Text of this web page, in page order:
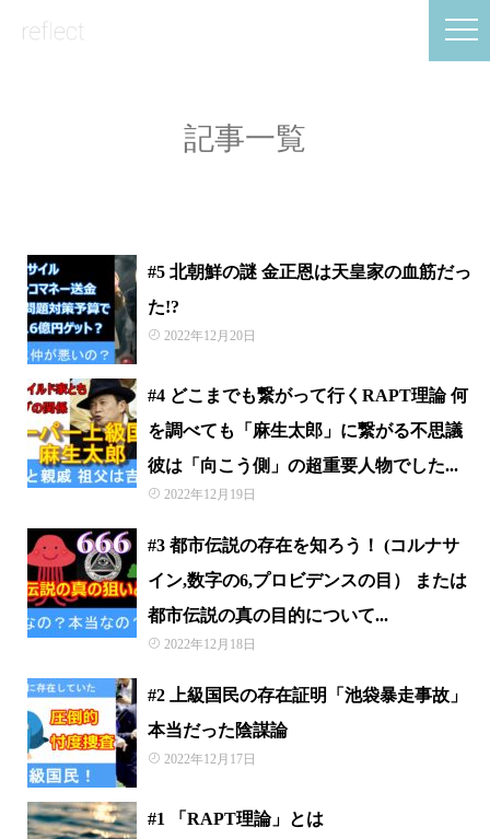
記事一覧
#5 北朝鮮の謎 金正恩は天皇家の血筋だっ
た!?
2022年12月20日
#4 どこまでも繋がって行くRAPT理論 何
を調べても「麻生太郎」に繋がる不思議
彼は「向こう側」の超重要人物でした...
2022年12月19日
#3 都市伝説の存在を知ろう！ (コルナサ
イン,数字の6,プロビデンスの目） または
都市伝説の真の目的について...
2022年12月18日
#2 上級国民の存在証明「池袋暴走事故」
本当だった陰謀論
2022年12月17日
#1 「RAPT理論」とは